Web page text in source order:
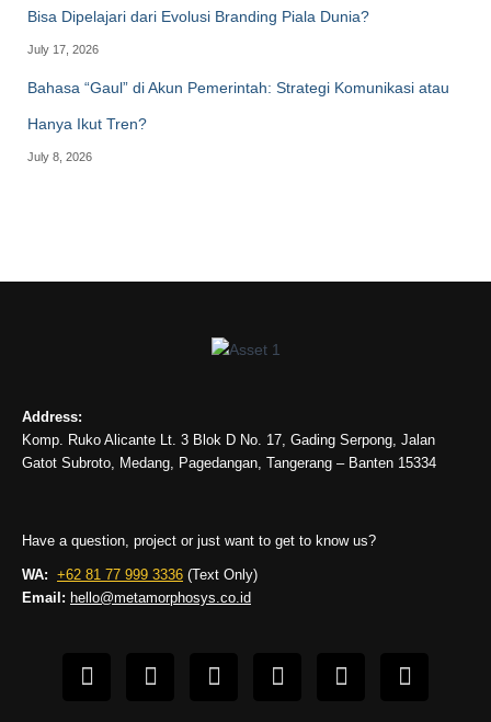
Bisa Dipelajari dari Evolusi Branding Piala Dunia?
July 17, 2026
Bahasa “Gaul” di Akun Pemerintah: Strategi Komunikasi atau
Hanya Ikut Tren?
July 8, 2026
Address:
Komp. Ruko Alicante Lt. 3 Blok D No. 17, Gading Serpong, Jalan
Gatot Subroto, Medang, Pagedangan, Tangerang – Banten 15334
Have a question, project or just want to get to know us?
WA: +62 81 77 999 3336 (Text Only)
Email: hello@metamorphosys.co.id